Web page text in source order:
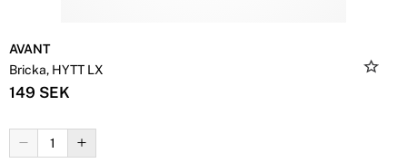
AVANT
Bricka, HYTT LX
149 SEK